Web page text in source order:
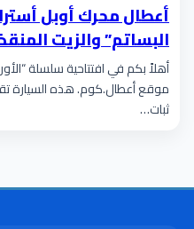
البساتم” والزيت المنقذ
موقع أعطال.كوم. هذه السيارة
ثبات…